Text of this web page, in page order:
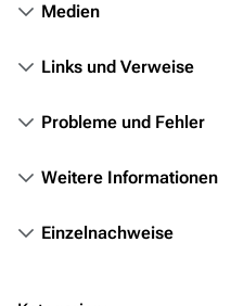
Kommerzielles
Autorenportal
Themengruppen
Medien
Links und Verweise
Probleme und Fehler
Weitere Informationen
Einzelnachweise